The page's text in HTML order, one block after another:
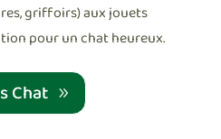
griffoirs) aux jouets
pour un chat heureux.
Chat